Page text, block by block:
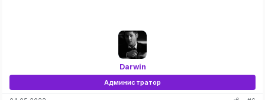
Darwin
Администратор